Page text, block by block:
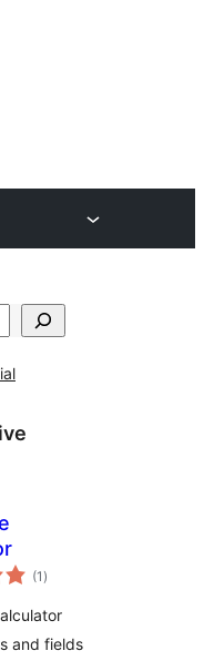
(1 ຄະແນນ
ທັງໝົດ
)
and fields